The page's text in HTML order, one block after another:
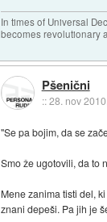
In times of Universal
becomes revolutionary
Pšenični
::28. nov
"Se pa bojim, da se
Smo že ugotovili, da to
Mene zanima tisti del,
znani depeši. Pa jih je